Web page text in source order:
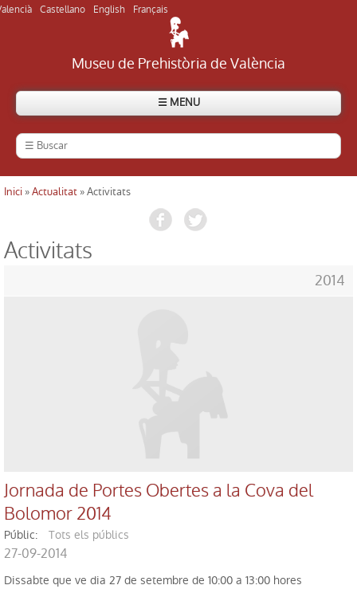
Castellano English Français
Museu de Prehistòria de València
☰ MENU
Usted está aquí
Inici »Actualitat » Activitats
Activitats
2014
Jornada de Portes Obertes a la Cova del
Bolomor 2014
públic: Tots els públics
27-09-2014
Dissabte que ve dia 27 de setembre de 10:00 a 13:00 hores